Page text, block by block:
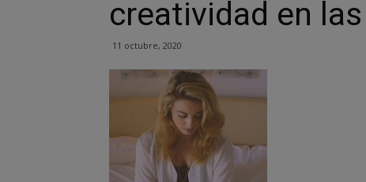
creatividad en
11 octubre, 2020